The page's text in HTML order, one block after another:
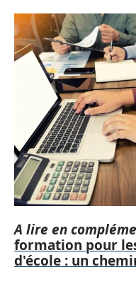
A lire en
formation pour
d'école : un